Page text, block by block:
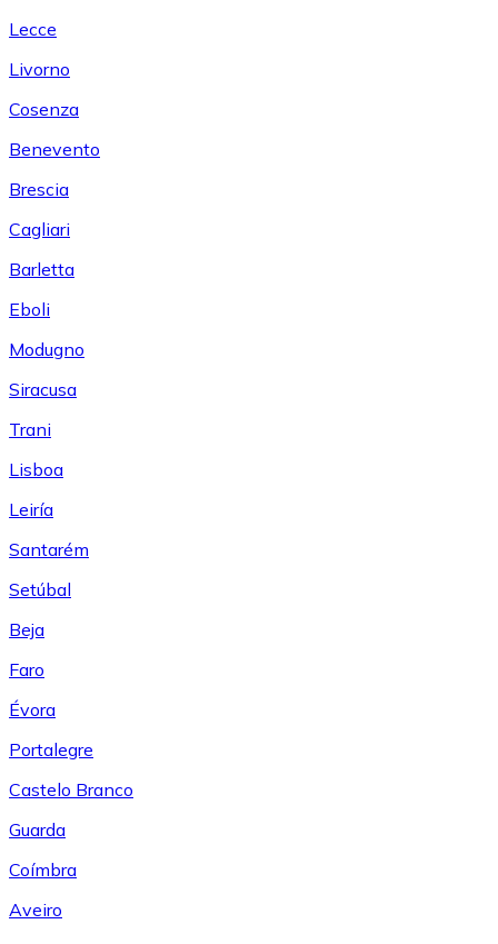
Lecce
Livorno
Cosenza
Benevento
Brescia
Cagliari
Barletta
Eboli
Modugno
Siracusa
Trani
Lisboa
Leiría
Santarém
Setúbal
Beja
Faro
Évora
Portalegre
Castelo Branco
Guarda
Coímbra
Aveiro